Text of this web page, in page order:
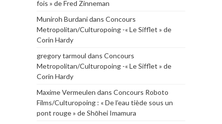
fois » de Fred Zinneman
Muniroh Burdanidans Concours
Metropolitan/Culturopoing -« Le Sifflet » de
Corin Hardy
gregory tarmoul dans Concours
Metropolitan/Culturopoing -« Le Sifflet » de
Corin Hardy
Maxime Vermeulen dans Concours Roboto
Films/Culturopoing : « De l’eau tiède sous un
pont rouge » de Shōhei Imamura